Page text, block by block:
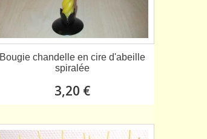
Bougie chandelle en cire d'abeille
spiralée
3,20 €